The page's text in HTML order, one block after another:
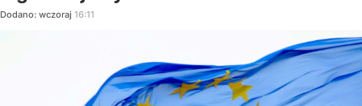
Dodano: wczoraj 16:11